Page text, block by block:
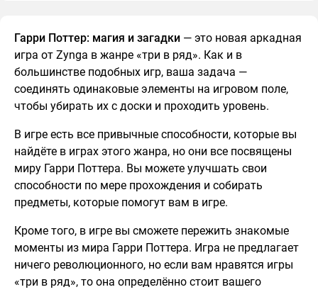
Гарри Поттер: магия и загадки — это новая аркадная
игра от Zynga в жанре «три в ряд». Как и в
большинстве подобных игр, ваша задача —
соединять одинаковые элементы на игровом поле,
чтобы убирать их с доски и проходить уровень.
В игре есть все привычные способности, которые вы
найдёте в играх этого жанра, но они все посвящены
миру Гарри Поттера. Вы можете улучшать свои
способности по мере прохождения и собирать
предметы, которые помогут вам в игре.
Кроме того, в игре вы сможете пережить знакомые
моменты из мира Гарри Поттера. Игра не предлагает
ничего революционного, но если вам нравятся игры
«три в ряд», то она определённо стоит вашего